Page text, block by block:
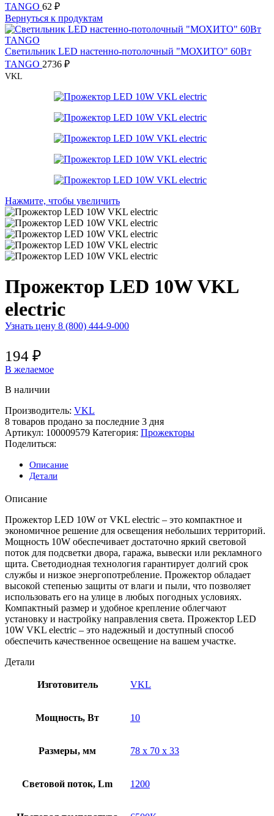
TANGO 62 ₽
Вернуться к продуктам
Светильник LED настенно-потолочный "МОХИТО" 60Вт
TANGO 2736 ₽
VKL
Нажмите, чтобы увеличить
Прожектор LED 10W VKL
electric
Узнать цену 8 (800) 444-9-000
194 ₽
В желаемое
В наличии
Производитель: VKL
8 товаров продано за последние 3 дня
Артикул: 100009579 Категория: Прожекторы
Поделиться:
Описание
Детали
Описание
Прожектор LED 10W от VKL electric – это компактное и
экономичное решение для освещения небольших территорий.
Мощность 10W обеспечивает достаточно яркий световой
поток для подсветки двора, гаража, вывески или рекламного
щита. Светодиодная технология гарантирует долгий срок
службы и низкое энергопотребление. Прожектор обладает
высокой степенью защиты от влаги и пыли, что позволяет
использовать его на улице в любых погодных условиях.
Компактный размер и удобное крепление облегчают
установку и настройку направления света. Прожектор LED
10W VKL electric – это надежный и доступный способ
обеспечить качественное освещение на вашем участке.
Детали
Изготовитель VKL
Мощность, Вт 10
Размеры, мм 78 х 70 х 33
Световой поток, Lm 1200